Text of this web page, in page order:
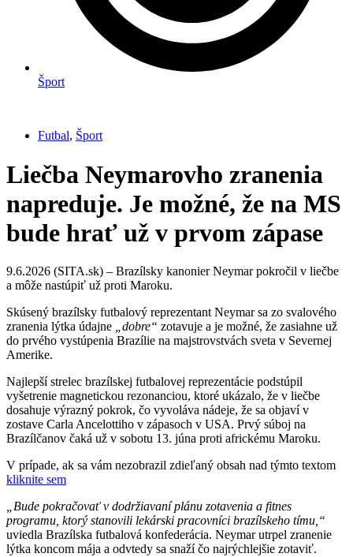
Šport
Futbal, Šport
Liečba Neymarovho zranenia
napreduje. Je možné, že na MS
bude hrať už v prvom zápase
9.6.2026 (SITA.sk) – Brazílsky kanonier Neymar pokročil v liečbe
a môže nastúpiť už proti Maroku.
Skúsený brazílsky futbalový reprezentant Neymar sa zo svalového
zranenia lýtka údajne
„dobre“ zotavuje a je možné, že zasiahne už
do prvého vystúpenia Brazílie na majstrovstvách sveta v Severnej
Amerike.
Najlepší strelec brazílskej futbalovej reprezentácie podstúpil
vyšetrenie magnetickou rezonanciou, ktoré ukázalo, že v liečbe
dosahuje výrazný pokrok, čo vyvoláva nádeje, že sa objaví v
zostave Carla Ancelottiho v zápasoch v USA. Prvý súboj na
Brazílčanov čaká už v sobotu 13. júna proti africkému Maroku.
V prípade, ak sa vám nezobrazil zdieľaný obsah nad týmto textom
kliknite sem
„Bude pokračovať v dodržiavaní plánu zotavenia a fitnes
programu, ktorý stanovili lekárski pracovníci brazílskeho tímu,“
uviedla Brazílska futbalová konfederácia. Neymar utrpel zranenie
lýtka koncom mája a odvtedy sa snaží čo najrýchlejšie zotaviť.